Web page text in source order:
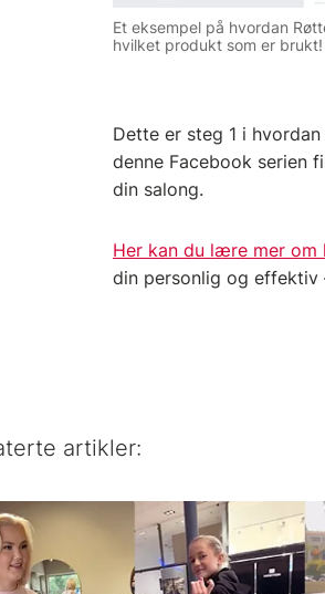
Et eksempel på hvordan
hvilket produkt som er brukt!
Dette er steg 1 i
denne Facebook serien
din salong.
Her kan du lære mer om
din personlig og effektiv
artikler: